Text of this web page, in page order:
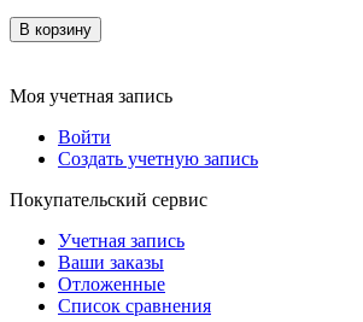
В корзину
Моя учетная запись
Войти
Создать учетную запись
Покупательский сервис
Учетная запись
Ваши заказы
Отложенные
Список сравнения